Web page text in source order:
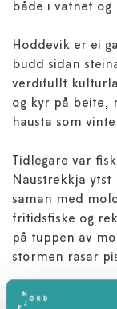
både i vatnet og
Hoddevik er ei
budd sidan
verdifullt
og kyr på beite,
hausta som
Tidlegare var
Naustrekkja
saman med
fritidsfiske og
på tuppen av
stormen rasar